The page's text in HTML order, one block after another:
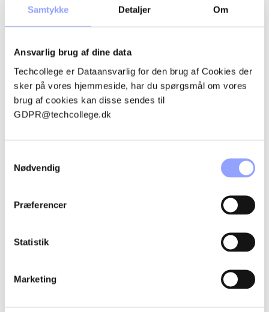
Samtykke Detaljer Om
Ansvarlig brug af dine data
Techcollege er Dataansvarlig for den brug af Cookies der
sker på vores hjemmeside, har du spørgsmål om vores
brug af cookies kan disse sendes til
GDPR@techcollege.dk
Nødvendig
Præferencer
Statistik
Marketing
Fra TECHCOLLEGE deltager følgende uddannelser:
Lastvognsmekaniker
PROJEKTET I TAL
Projektets samlede budget: 3.114.253 kr.
HVILKE AKTIVITETER ER EN
Aktiviteterne i projektet består primært af udstyrsindkøb og
lastvognsuddannelserne. De øvrige projekter indeholder